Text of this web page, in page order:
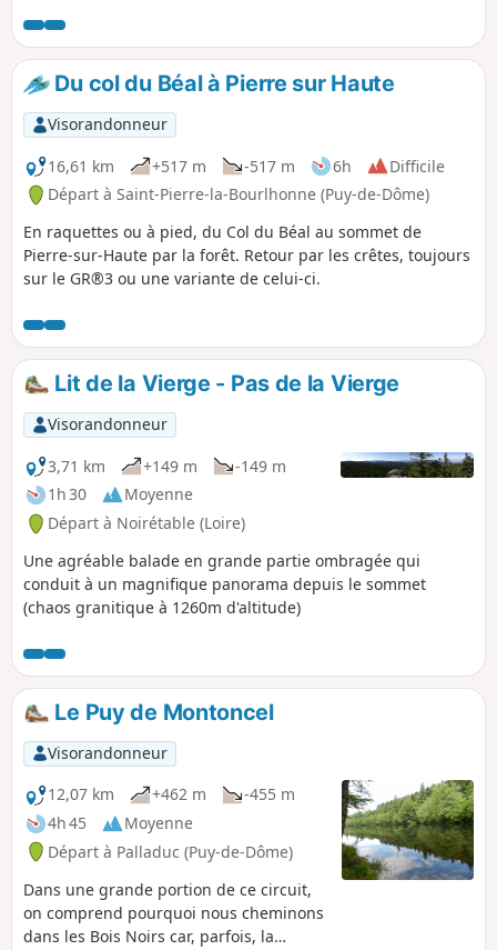
pétanque.
Du col du Béal à Pierre sur Haute
Visorandonneur
16,61 km
+517 m -517 m 6h
Difficile
Départ à Saint-Pierre-la-Bourlhonne (Puy-de-Dôme)
En raquettes ou à pied, du Col du Béal au sommet de
Pierre-sur-Haute par la forêt. Retour par les crêtes, toujours
sur le GR®3 ou une variante de celui-ci.
Lit de la Vierge - Pas de la Vierge
Visorandonneur
3,71 km
+149 m
-149 m
1h 30
Moyenne
Départ à Noirétable (Loire)
Une agréable balade en grande partie ombragée qui
conduit à un magnifique panorama depuis le sommet
(chaos granitique à 1260m d'altitude)
Le Puy de Montoncel
Visorandonneur
12,07 km
+462 m
-455 m
4h 45
Moyenne
Départ à Palladuc (Puy-de-Dôme)
Dans une grande portion de ce circuit,
on comprend pourquoi nous cheminons
dans les Bois Noirs car, parfois, la